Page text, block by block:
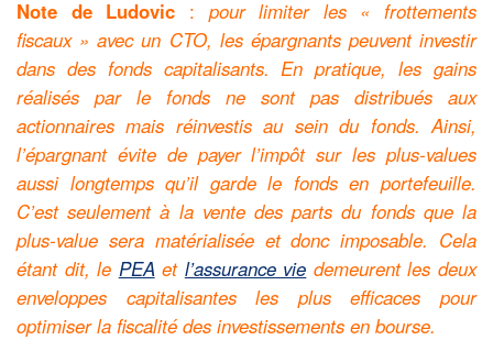
Note de Ludovic : pour limiter les « frottements
fiscaux » avec un CTO, les épargnants peuvent investir
dans des fonds capitalisants. En pratique, les gains
réalisés par le fonds ne sont pas distribués aux
actionnaires mais réinvestis au sein du fonds. Ainsi,
l’épargnant évite de payer l’impôt sur les plus-values
aussi longtemps qu’il garde le fonds en portefeuille.
C’est seulement à la vente des parts du fonds que la
plus-value sera matérialisée et donc imposable. Cela
étant dit, le PEAet l’assurance vie demeurent les deux
enveloppes capitalisantes les plus efficaces pour
optimiser la fiscalité des investissements en bourse.